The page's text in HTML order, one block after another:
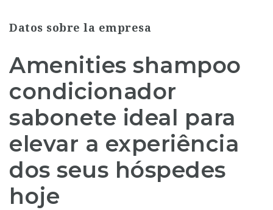
Datos sobre la empresa
Amenities shampoo
condicionador
sabonete ideal para
elevar a experiência
dos seus hóspedes
hoje